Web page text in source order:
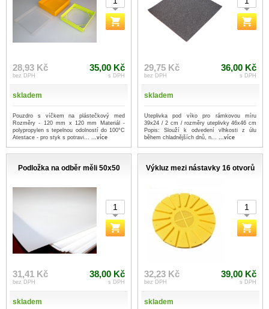
28,93 Kč
bez DPH
35,00 Kč
s DPH
skladem
Pouzdro s víčkem na plástečkový med
Rozměry - 120 mm x 120 mm Materiál -
polypropylen s tepelnou odolností do 100°C
Atestace - pro styk s potravi... ...více
29,75 Kč
bez DPH
36,00 Kč
s DPH
skladem
Uteplivka pod víko pro rámkovou míru
39x24 / 2 cm / rozměry uteplivky 46x46 cm
Popis: Slouží k odvedení vlhkosti z úlu
během chladnějších dnů, n... ...více
Podložka na odběr měli 50x50
31,41 Kč
bez DPH
38,00 Kč
s DPH
skladem
Výkluz mezi nástavky 16 otvorů
32,23 Kč
bez DPH
39,00 Kč
s DPH
skladem